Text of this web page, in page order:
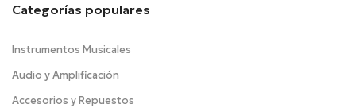
Categorías populares
Instrumentos Musicales
Audio y Amplificación
Accesorios y Repuestos